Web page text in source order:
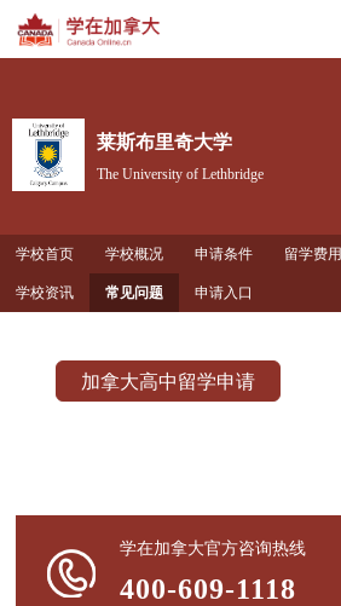
莱斯布里奇大学
The University of Lethbridge
学校首页 学校概况 申请条件 留学费用
学校资讯 常见问题 申请入口
加拿大高中留学申请
学在加拿大官方咨询热线
400-609-1118